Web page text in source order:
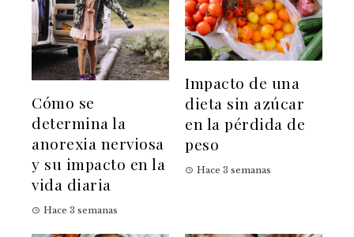
Cómo se
determina la
anorexia nerviosa
y su impacto en la
vida diaria
Hace 3 semanas
Impacto de una
dieta sin azúcar
en la pérdida de
peso
Hace 3 semanas